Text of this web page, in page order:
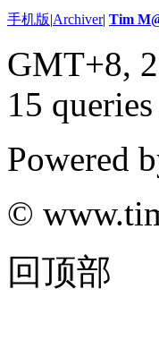
手机版|Archiver| Tim
GMT+8,
15
Powered
©
回顶部